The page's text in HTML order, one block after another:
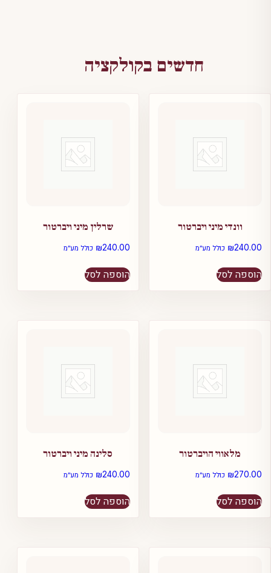
חדשים בקולקציה
שרלין מיני ויברטור
₪240.00 כולל מע״מ
הוספה לסל
וונדי מיני ויברטור
₪240.00 כולל מע״מ
הוספה לסל
סלינה מיני ויברטור
₪240.00 כולל מע״מ
הוספה לסל
מלאווי הויברטור
₪270.00 כולל מע״מ
הוספה לסל